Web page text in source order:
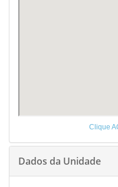
Clique
Dados da Unidade